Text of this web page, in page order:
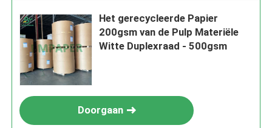
Het gerecycleerde Papier
200gsm van de Pulp Materiële
Witte Duplexraad - 500gsm
Doorgaan